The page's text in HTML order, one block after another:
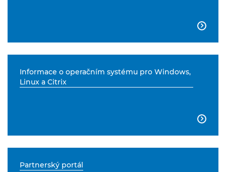

Informace o operačním systému pro Windows,
Linux a Citrix

Partnerský portál